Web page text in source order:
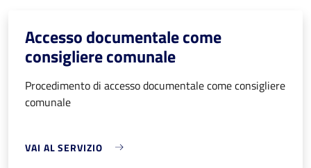
Accesso documentale come
consigliere comunale
Procedimento di accesso documentale come consigliere
comunale
VAI AL SERVIZIO